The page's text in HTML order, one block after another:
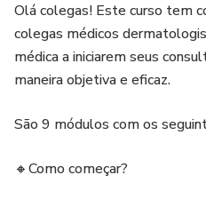
Olá colegas! Este curso tem
colegas médicos
médica a iniciarem seus
maneira objetiva e eficaz.
São 9 módulos com os
🔸Como começar?